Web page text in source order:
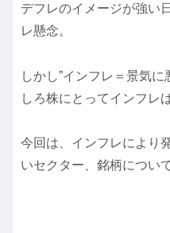
デフレのイメージが強い
レ懸念。
しかし”インフレ＝景気
しろ株にとってインフレ
今回は、インフレにより
いセクター、銘柄につい